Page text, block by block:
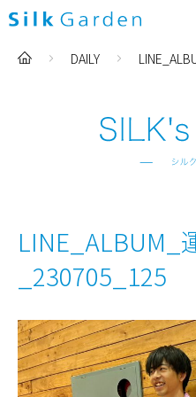
DAILY
LINE_ALBUM_
_230705_125